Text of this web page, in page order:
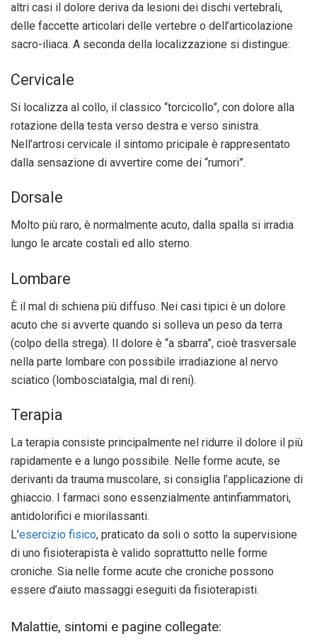
altri casi il dolore deriva da lesioni dei dischi vertebrali,
delle faccette articolari delle vertebre o dell’articolazione
sacro-iliaca. A seconda della localizzazione si distingue:
Cervicale
Si localizza al collo, il classico “torcicollo”, con dolore alla
rotazione della testa verso destra e verso sinistra.
Nell’artrosi cervicale il sintomo pricipale è rappresentato
dalla sensazione di avvertire come dei “rumori”.
Dorsale
Molto più raro, è normalmente acuto, dalla spalla si irradia
lungo le arcate costali ed allo sterno.
Lombare
È il mal di schiena più diffuso. Nei casi tipici è un dolore
acuto che si avverte quando si solleva un peso da terra
(colpo della strega). Il dolore è “a sbarra”, cioè trasversale
nella parte lombare con possibile irradiazione al nervo
sciatico (lombosciatalgia, mal di reni).
Terapia
La terapia consiste principalmente nel ridurre il dolore il più
rapidamente e a lungo possibile. Nelle forme acute, se
derivanti da trauma muscolare, si consiglia l’applicazione di
ghiaccio. I farmaci sono essenzialmente antinfiammatori,
antidolorifici e miorilassanti.
L’esercizio fisico, praticato da soli o sotto la supervisione
di uno fisioterapista è valido soprattutto nelle forme
croniche. Sia nelle forme acute che croniche possono
essere d’aiuto massaggi eseguiti da fisioterapisti.
Malattie, sintomi e pagine collegate: